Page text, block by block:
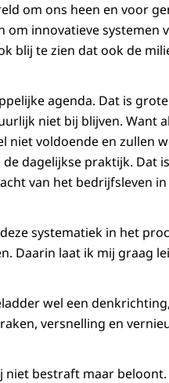
om ons heen en voor
innovatieve systemen
blij te zien dat ook de
agenda. Dat is
niet bij blijven. Want
niet voldoende en zullen
dagelijkse praktijk. Dat
van het bedrijfsleven
systematiek in het
Daarin laat ik mij graag
wel een
versnelling en
niet bestraft maar beloont.